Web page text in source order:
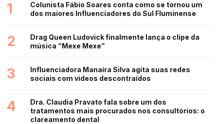
1
Colunista Fábio Soares conta como se tornou um
dos maiores Influenciadores do Sul Fluminense
2
Drag Queen Ludovick finalmente lança o clipe da
música “Mexe Mexe”
3
Influenciadora Manaíra Silva agita suas redes
sociais com vídeos descontraídos
4
Dra. Claudia Pravato fala sobre um dos
tratamentos mais procurados nos consultórios: o
clareamento dental